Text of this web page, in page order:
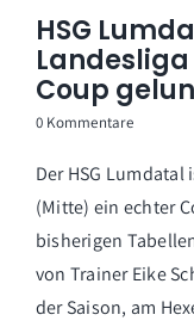
HSG
Coup
0 Kommentare
Der HSG
(Mitte) ein echter
bisherigen
von Trainer Eike
der Saison, am